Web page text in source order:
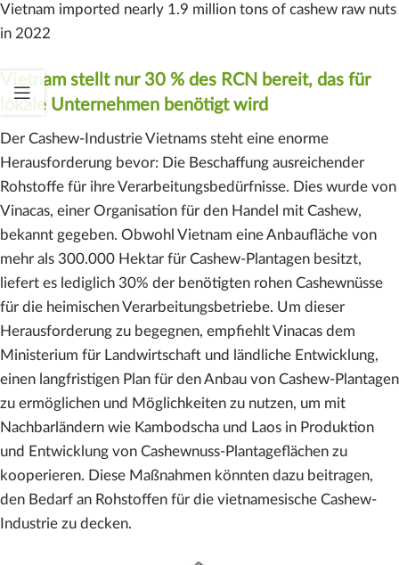
Vietnam imported nearly 1.9 million tons of cashew raw nuts
in 2022
Vietnam stellt nur 30 % des RCN bereit, das für
lokale Unternehmen benötigt wird
Der Cashew-Industrie Vietnams steht eine enorme
Herausforderung bevor: Die Beschaffung ausreichender
Rohstoffe für ihre Verarbeitungsbedürfnisse. Dies wurde von
Vinacas, einer Organisation für den Handel mit Cashew,
bekannt gegeben. Obwohl Vietnam eine Anbaufläche von
mehr als 300.000 Hektar für Cashew-Plantagen besitzt,
liefert es lediglich 30% der benötigten rohen Cashewnüsse
für die heimischen Verarbeitungsbetriebe. Um dieser
Herausforderung zu begegnen, empfiehlt Vinacas dem
Ministerium für Landwirtschaft und ländliche Entwicklung,
einen langfristigen Plan für den Anbau von Cashew-Plantagen
zu ermöglichen und Möglichkeiten zu nutzen, um mit
Nachbarländern wie Kambodscha und Laos in Produktion
und Entwicklung von Cashewnuss-Plantageflächen zu
kooperieren. Diese Maßnahmen könnten dazu beitragen,
den Bedarf an Rohstoffen für die vietnamesische Cashew-
Industrie zu decken.